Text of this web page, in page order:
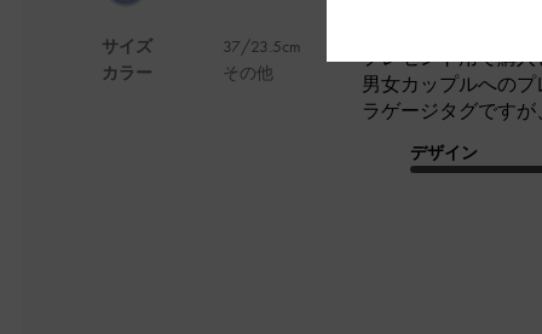
サイズ
カラー
37/23.5cm
その他
プレゼント用で購
男女カップルへの
ラゲージタグです
デザイン